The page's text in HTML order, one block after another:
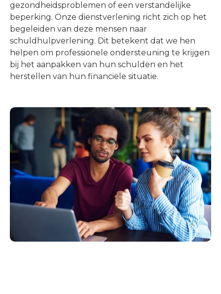
gezondheidsproblemen of een verstandelijke
beperking. Onze dienstverlening richt zich op het
begeleiden van deze mensen naar
schuldhulpverlening. Dit betekent dat we hen
helpen om professionele ondersteuning te krijgen
bij het aanpakken van hun schulden en het
herstellen van hun financiële situatie.